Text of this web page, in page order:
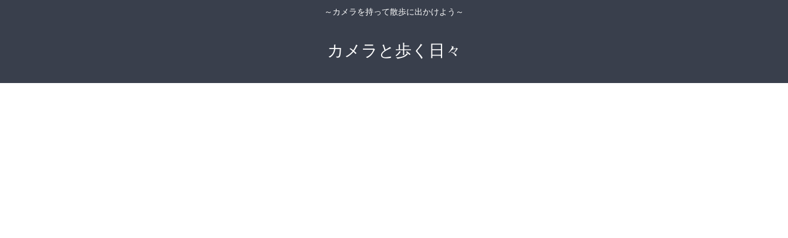
～カメラを持って散歩に出かけよう～
カメラと歩く日々